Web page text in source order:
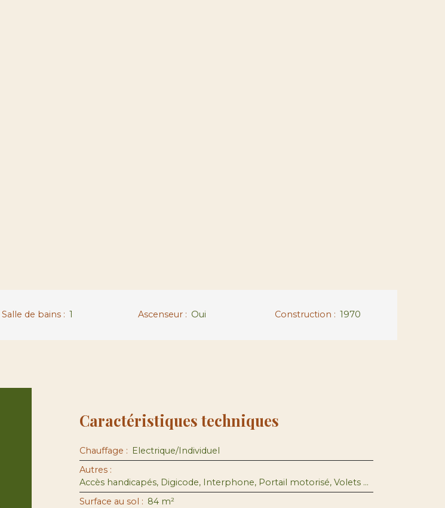
Salle de bains: 1 Ascenseur : Oui Construction : 1970
Caractéristiques techniques
Chauffage : Electrique/Individuel
Autres :
Accès handicapés, Digicode, Interphone, Portail motorisé, Volets électriques
Surface au sol : 84 m²